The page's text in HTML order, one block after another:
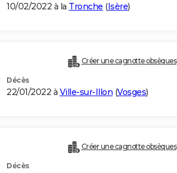
10/02/2022 à la Tronche (Isère)
Créer une cagnotte obsèques
Décès
22/01/2022 à Ville-sur-Illon (Vosges)
Créer une cagnotte obsèques
Décès